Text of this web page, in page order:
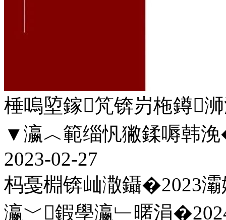
棰嗚埅鎵竼锛岃柂鐏
▼瀛︿範缁忛獙鍒嗕韩
2023-02-27
杩戞棩锛屾潵鑷�2023
瀛﹀鍜學瀛﹂暱涓